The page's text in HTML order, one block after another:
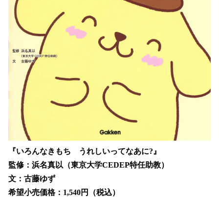
『いろんなきもち うれしいってなあに?』
監修：浜名真以（東京大学CEDEP特任助教）
文：古藤ゆず
希望小売価格：1,540円（税込）